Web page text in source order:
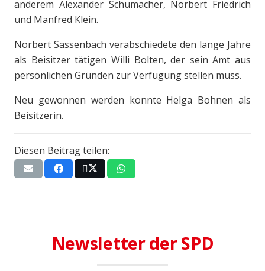
anderem Alexander Schumacher, Norbert Friedrich
und Manfred Klein.
Norbert Sassenbach verabschiedete den lange Jahre
als Beisitzer tätigen Willi Bolten, der sein Amt aus
persönlichen Gründen zur Verfügung stellen muss.
Neu gewonnen werden konnte Helga Bohnen als
Beisitzerin.
Diesen Beitrag teilen:
Newsletter der SPD